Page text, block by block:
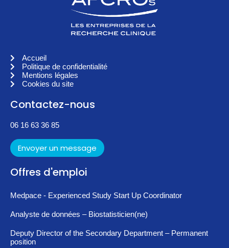
Accueil
Politique de confidentialité
Mentions légales
Cookies du site
Contactez-nous
06 16 63 36 85
Envoyer un message
Offres d'emploi
Medpace - Experienced Study Start Up Coordinator
Analyste de données – Biostatisticien(ne)
Deputy Director of the Secondary Department – Permanent
position